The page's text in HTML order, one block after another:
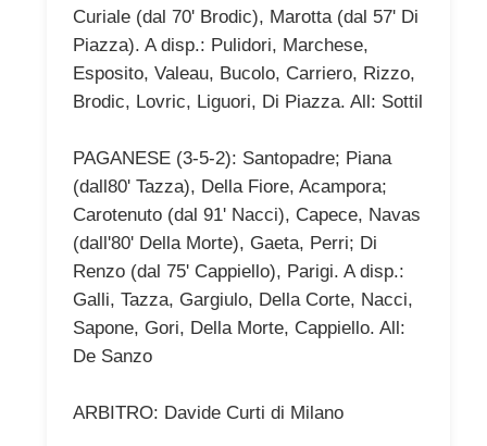
Curiale (dal 70' Brodic), Marotta (dal 57' Di
Piazza). A disp.: Pulidori, Marchese,
Esposito, Valeau, Bucolo, Carriero, Rizzo,
Brodic, Lovric, Liguori, Di Piazza. All: Sottil
PAGANESE (3-5-2): Santopadre; Piana
(dall80' Tazza), Della Fiore, Acampora;
Carotenuto (dal 91' Nacci), Capece, Navas
(dall'80' Della Morte), Gaeta, Perri; Di
Renzo (dal 75' Cappiello), Parigi. A disp.:
Galli, Tazza, Gargiulo, Della Corte, Nacci,
Sapone, Gori, Della Morte, Cappiello. All:
De Sanzo
ARBITRO: Davide Curti di Milano